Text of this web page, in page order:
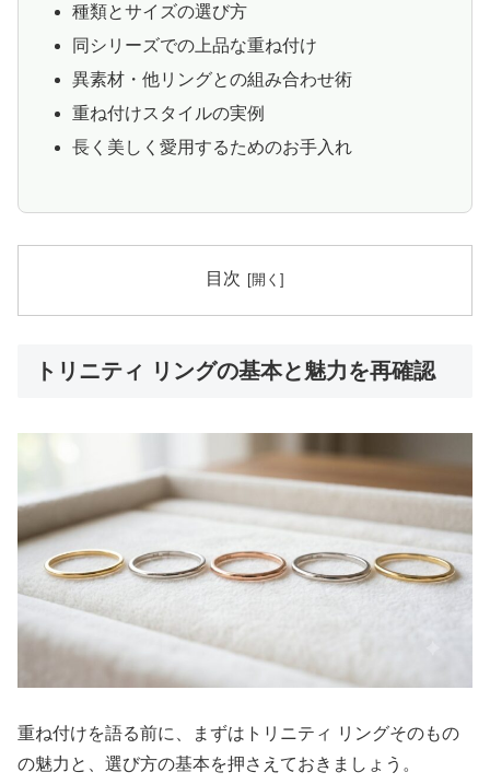
種類とサイズの選び方
同シリーズでの上品な重ね付け
異素材・他リングとの組み合わせ術
重ね付けスタイルの実例
長く美しく愛用するためのお手入れ
目次
トリニティ リングの基本と魅力を再確認
重ね付けを語る前に、まずはトリニティ リングそのもの
の魅力と、選び方の基本を押さえておきましょう。